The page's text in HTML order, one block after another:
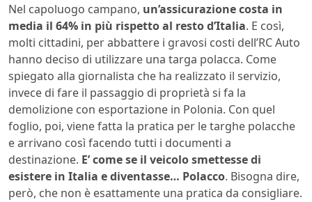
Nel capoluogo campano, un’assicurazione costa in
media il 64% in più rispetto al resto d’Italia. E così,
molti cittadini, per abbattere i gravosi costi dell’RC Auto
hanno deciso di utilizzare una targa polacca. Come
spiegato alla giornalista che ha realizzato il servizio,
invece di fare il passaggio di proprietà si fa la
demolizione con esportazione in Polonia. Con quel
foglio, poi, viene fatta la pratica per le targhe polacche
e arrivano così facendo tutti i documenti a
destinazione. E’ come se il veicolo smettesse di
esistere in Italia e diventasse… Polacco. Bisogna dire,
però, che non è esattamente una pratica da consigliare.